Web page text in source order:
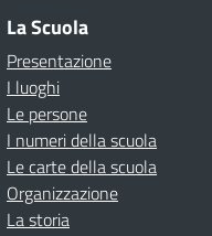
La Scuola
Presentazione
I luoghi
Le persone
I numeri della scuola
Le carte della scuola
Organizzazione
La storia